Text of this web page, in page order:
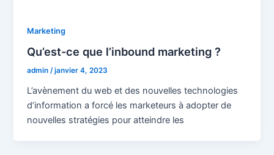
Marketing
Qu’est-ce que l’inbound marketing ?
admin/janvier 4, 2023
L’avènement du web et des nouvelles technologies
d’information a forcé les marketeurs à adopter de
nouvelles stratégies pour atteindre les